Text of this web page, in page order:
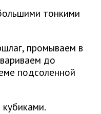
тонкими
промываем в
до
подсоленной